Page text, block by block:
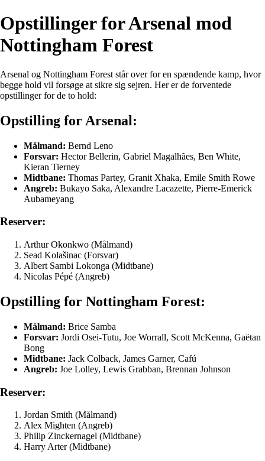
Opstillinger for Arsenal mod
Nottingham Forest
Arsenal og Nottingham Forest står over for en spændende kamp, hvor
begge hold vil forsøge at sikre sig sejren. Her er de forventede
opstillinger for de to hold:
Opstilling for Arsenal:
Målmand: Bernd Leno
Forsvar: Hector Bellerin, Gabriel Magalhães, Ben White,
Kieran Tierney
Midtbane: Thomas Partey, Granit Xhaka, Emile Smith Rowe
Angreb: Bukayo Saka, Alexandre Lacazette, Pierre-Emerick
Aubameyang
Reserver:
Arthur Okonkwo (Målmand)
Sead Kolašinac (Forsvar)
Albert Sambi Lokonga (Midtbane)
Nicolas Pépé (Angreb)
Opstilling for Nottingham Forest:
Målmand: Brice Samba
Forsvar: Jordi Osei-Tutu, Joe Worrall, Scott McKenna, Gaëtan
Bong
Midtbane: Jack Colback, James Garner, Cafú
Angreb: Joe Lolley, Lewis Grabban, Brennan Johnson
Reserver:
Jordan Smith (Målmand)
Alex Mighten (Angreb)
Philip Zinckernagel (Midtbane)
Harry Arter (Midtbane)